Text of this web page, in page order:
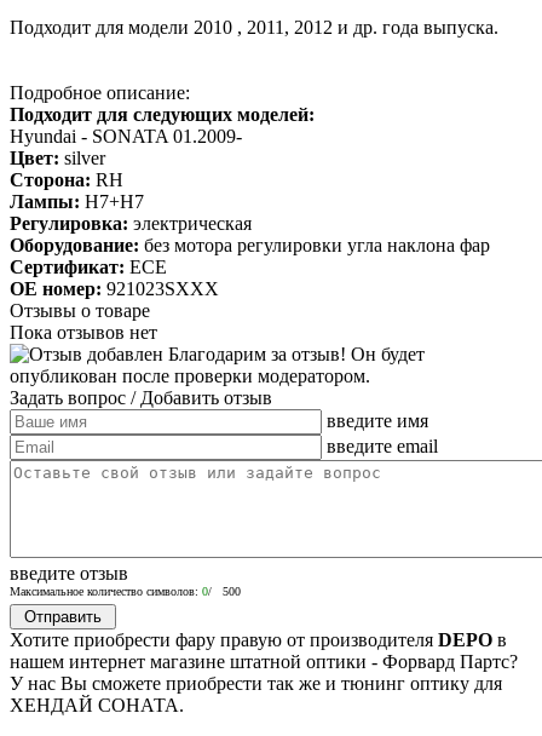
Подходит для модели 2010 , 2011 , 2012 и др. года выпуска.
Подробное описание:
Подходит для следующих моделей:
Hyundai - SONATA 01.2009-
Цвет: silver
Сторона: RH
Лампы: H7+H7
Регулировка: электрическая
Оборудование: без мотора регулировки угла наклона фар
Сертификат: ECE
OE номер: 921023SXXX
Отзывы о товаре
Пока отзывов нет
Благодарим за отзыв! Он будет
опубликован после проверки модератором.
Задать вопрос / Добавить отзыв
введите имя
введите email
введите отзыв
Максимальное количество символов: 0/ 500
Хотите приобрести фару правую от производителя DEPO в
нашем интернет магазине штатной оптики - Форвард Партс?
У нас Вы сможете приобрести так же и тюнинг оптику для
ХЕНДАЙ СОНАТА.